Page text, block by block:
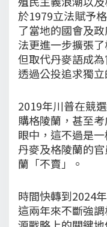
於1979立法賦予
了當地的國會及
法更進一步擴張
但取代丹麥語成
透過公投追求獨立
2019年川普在競
購格陵蘭，甚至
眼中，這不過是
丹麥及格陵蘭的
蘭「不賣」。
時間快轉到2024
這兩年來不斷強